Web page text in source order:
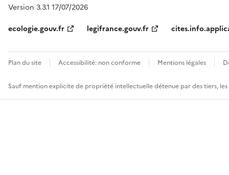
Version 3.3.1 17/07/2026
ecologie.gouv.fr
legifrance.gouv.fr
Plan du site Accessibilité: non conforme Mentions légales
Sauf mention explicite de propriété intellectuelle détenue par des tiers,